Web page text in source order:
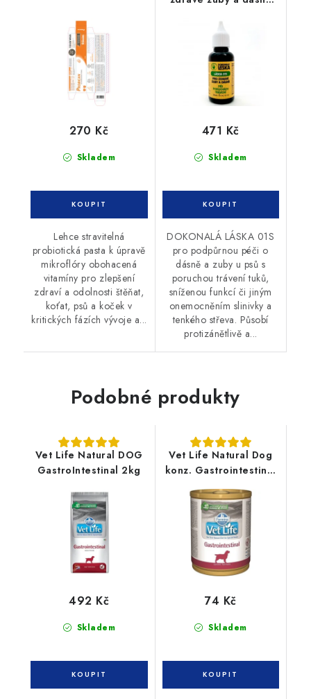
Skladem
270 Kč
Lehce stravitelná
probiotická pasta k úpravě
mikroflóry obohacená
vitamíny pro zlepšení
zdraví a odolnosti štěňat,
koťat, psů a koček v
kritických fázích vývoje a...
30 ml
Skladem
471 Kč
DOKONALÁ LÁSKA 01S
pro podpůrnou péči o
dásně a zuby u psů s
poruchou trávení tuků,
sníženou funkcí či jiným
onemocněním slinivky a
tenkého střeva. Působí
protizánětlivě a...
Podobné produkty
Vet Life Natural DOG
GastroIntestinal 2kg
Skladem
492 Kč
Vet Life Natural Dog
konz. Gastrointestinal
Skladem
74 Kč